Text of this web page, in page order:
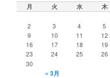
月 火 水 木
2
3 4 5
9
10 11 12
16
17 18 19
23
24 25 26
30
« 3月